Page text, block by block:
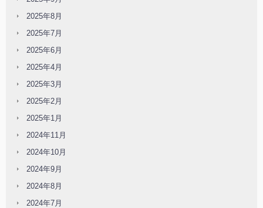
2025年8月
2025年7月
2025年6月
2025年4月
2025年3月
2025年2月
2025年1月
2024年11月
2024年10月
2024年9月
2024年8月
2024年7月